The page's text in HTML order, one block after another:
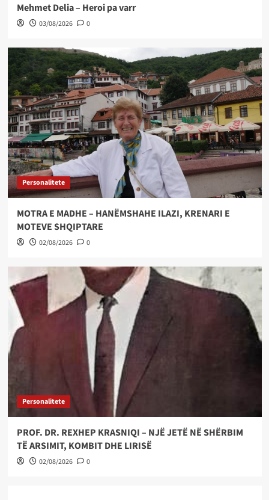
Mehmet Delia – Heroi pa varr
03/08/2026 0
Personalitete
MOTRA E MADHE – HANËMSHAHE ILAZI, KRENARI E
MOTEVE SHQIPTARE
02/08/2026 0
Personalitete
PROF. DR. REXHEP KRASNIQI – NJË JETË NË SHËRBIM
TË ARSIMIT, KOMBIT DHE LIRISË
02/08/2026 0